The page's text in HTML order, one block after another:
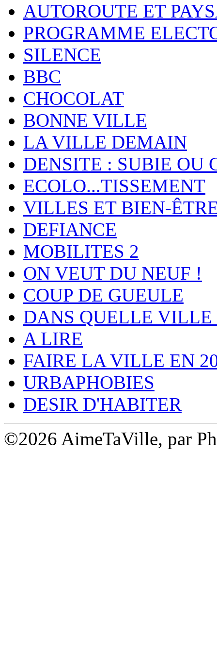
AUTOROUTE ET
PROGRAMME
SILENCE
BBC
CHOCOLAT
BONNE VILLE
LA VILLE DEMAIN
DENSITE : SUBIE OU
ECOLO...TISSEMENT
VILLES ET BIEN-
DEFIANCE
MOBILITES 2
ON VEUT DU NEUF !
COUP DE GUEULE
DANS QUELLE
A LIRE
FAIRE LA VILLE EN
URBAPHOBIES
DESIR D'HABITER
©2026 AimeTaVille, par